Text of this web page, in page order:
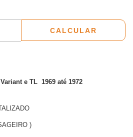
CALCULAR
e TL 1969 até 1972
)